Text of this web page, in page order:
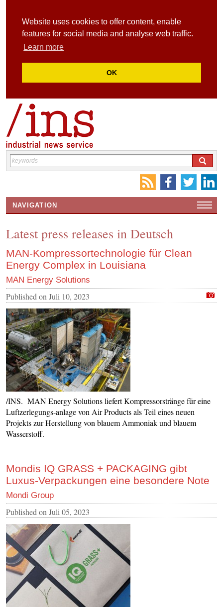
Website uses cookies to offer content, enable
features for social media and analyse web traffic.
Learn more
OK
NAVIGATION
CONTACT US
INS MAIN WEBSITE
ABOUT US
Latest press releases in Deutsch
MAN-Kompressortechnologie für Clean
Energy Complex in Louisiana
MAN Energy Solutions
Published on Juli 10, 2023
/INS. MAN Energy Solutions liefert Kompressorstränge für eine
Luftzerlegungs-anlage von Air Products als Teil eines neuen
Projekts zur Herstellung von blauem Ammoniak und blauem
Wasserstoff.
Mondis IQ GRASS + PACKAGING gibt
Luxus-Verpackungen eine besondere Note
Mondi Group
Published on Juli 05, 2023